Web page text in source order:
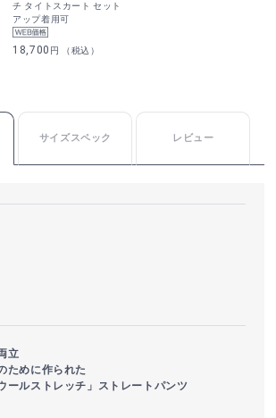
チ タイトスカート セット
アップ着用可
18,700 円 （税込）
サイズスペック レビュー
立
ために作られた
ールストレッチ」ストレートパンツ